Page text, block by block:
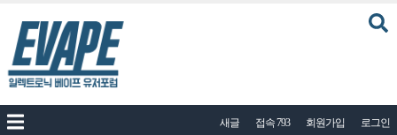
공지사항 새글 접속 793 회원가입 로그인